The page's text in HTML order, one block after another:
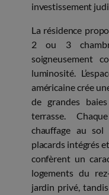
investissement
La résidence
2 ou 3
soigneusement
luminosité.
américaine crée
de grandes
terrasse.
chauffage au
placards intégrés
confèrent un
logements du
jardin privé,